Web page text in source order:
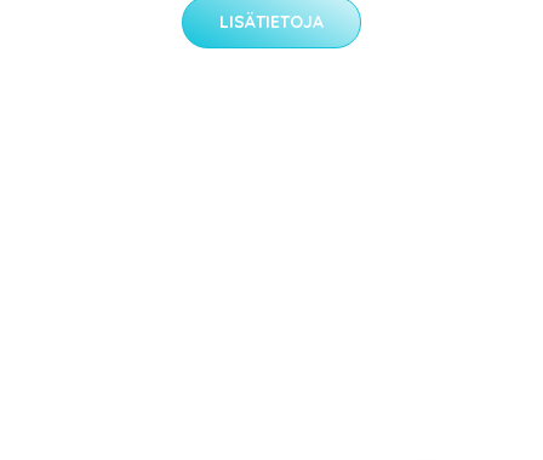
LISÄTIETOJA